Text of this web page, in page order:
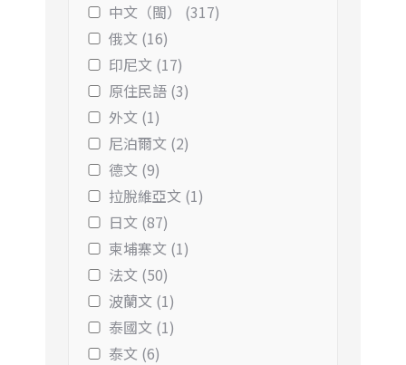
中文（閩） (317)
俄文 (16)
印尼文 (17)
原住民語 (3)
外文 (1)
尼泊爾文 (2)
德文 (9)
拉脫維亞文 (1)
日文 (87)
柬埔寨文 (1)
法文 (50)
波蘭文 (1)
泰國文 (1)
泰文 (6)